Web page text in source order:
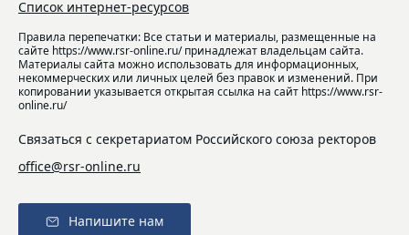
Список интернет-ресурсов
Правила перепечатки: Все статьи и материалы, размещенные на
сайте https://www.rsr-online.ru/ принадлежат владельцам сайта.
Материалы сайта можно использовать для информационных,
некоммерческих или личных целей без правок и изменений. При
копировании указывается открытая ссылка на сайт https://www.rsr-
online.ru/
Связаться с секретариатом Российского союза ректоров
office@rsr-online.ru
Напишите нам